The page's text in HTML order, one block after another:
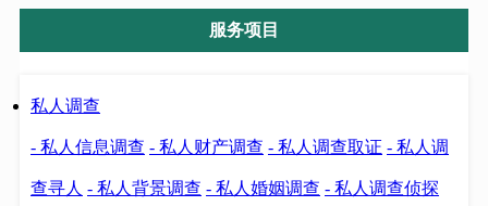
服务项目
私人调查
- 私人信息调查 - 私人财产调查 - 私人调查取证 - 私人调
查寻人 - 私人背景调查 - 私人婚姻调查 - 私人调查侦探